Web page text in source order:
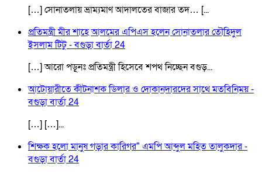
[…] সোনাতলায় ভ্রাম্যমাণ আদালতের বাজার তদ… [...
প্রতিমন্ত্রী মীর শাহে আলমের এপিএস হলেন সোনাতলার তৌহিদুল
ইসলাম টিটু - বগুড়া বার্তা 24
[…] আরো পড়ূনঃ প্রতিমন্ত্রী হিসেবে শপথ নিচ্ছেন বগুড়...
আটোয়ারীতে কীটনাশক ডিলার ও দোকানদারদের সাথে মতবিনিময় -
বগুড়া বার্তা 24
[…] […]...
শিক্ষক হলো মানুষ গড়ার কারিগর" এমপি আব্দুল মহিত তালুকদার -
বগুড়া বার্তা 24